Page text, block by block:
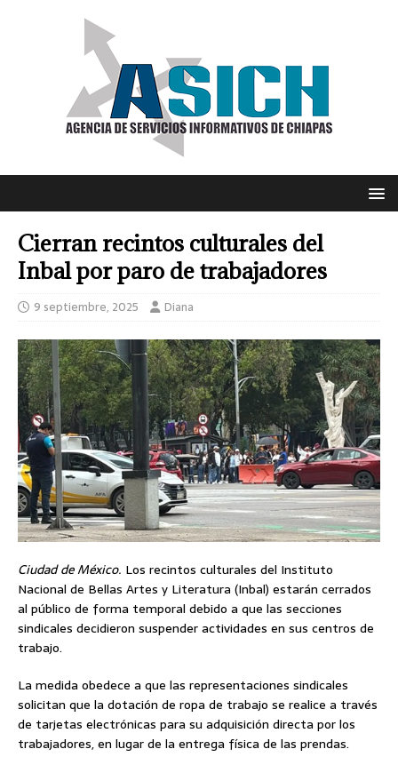
Cierran recintos culturales del
Inbal por paro de trabajadores
9 septiembre, 2025 Diana
Ciudad de México. Los recintos culturales del Instituto
Nacional de Bellas Artes y Literatura (Inbal) estarán cerrados
al público de forma temporal debido a que las secciones
sindicales decidieron suspender actividades en sus centros de
trabajo.
La medida obedece a que las representaciones sindicales
solicitan que la dotación de ropa de trabajo se realice a través
de tarjetas electrónicas para su adquisición directa por los
trabajadores, en lugar de la entrega física de las prendas.